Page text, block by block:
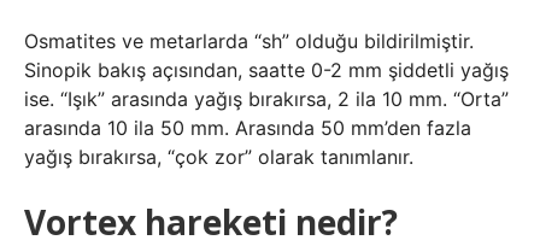
Osmatites ve metarlarda “sh” olduğu bildirilmiştir.
Sinopik bakış açısından, saatte 0-2 mm şiddetli yağış
ise. “Işık” arasında yağış bırakırsa, 2 ila 10 mm. “Orta”
arasında 10 ila 50 mm. Arasında 50 mm’den fazla
yağış bırakırsa, “çok zor” olarak tanımlanır.
Vortex hareketi nedir?